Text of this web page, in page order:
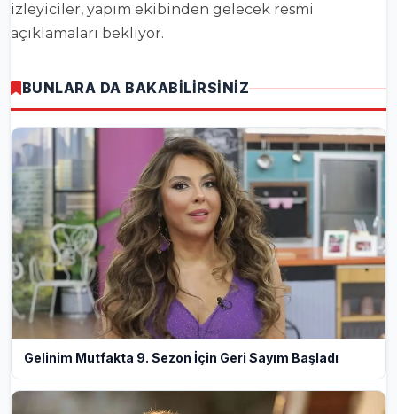
izleyiciler, yapım ekibinden gelecek resmi
açıklamaları bekliyor.
BUNLARA DA BAKABİLİRSİNİZ
Gelinim Mutfakta 9. Sezon İçin Geri Sayım Başladı